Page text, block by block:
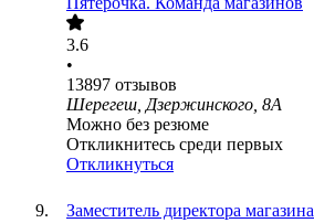
3.6
•
13897 отзывов
Шерегеш, Дзержинского, 8А
Можно без резюме
Откликнитесь среди первых
Откликнуться
Заместитель директора магазина